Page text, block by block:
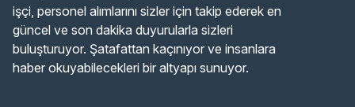
işçi, personel alımlarını sizler için takip ederek en
güncel ve son dakika duyurularla sizleri
buluşturuyor. Şatafattan kaçınıyor ve insanlara
haber okuyabilecekleri bir altyapı sunuyor.